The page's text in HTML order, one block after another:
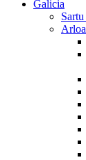
Galicia